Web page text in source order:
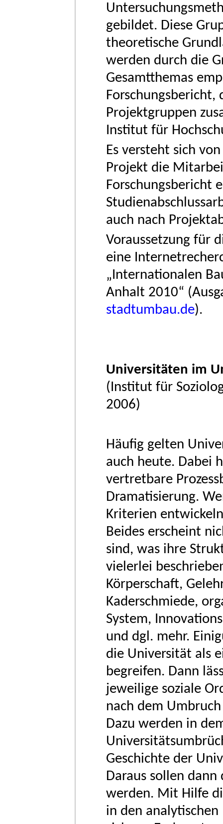
gebildet. Diese
theoretische
werden durch die
Gesamtthemas
Forschungsbericht,
Projektgruppen
Institut für
Es versteht sich
Projekt die
Forschungsbericht
auch nach
Voraussetzung für
eine
„Internationalen
Anhalt 2010“
stadtumbau.de).
Universitäten im
(Institut für
2006)
Häufig gelten
auch heute. Dabei
vertretbare
Dramatisierung.
Kriterien
Beides erscheint
sind, was ihre
vielerlei
Körperschaft,
Kaderschmiede,
System,
und dgl. mehr.
die Universität als
begreifen. Dann
jeweilige soziale
nach dem
Dazu werden in
Geschichte der
Daraus sollen
werden. Mit Hilfe
in den